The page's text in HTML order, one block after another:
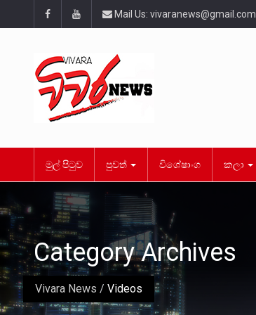
Mail Us: vivaranews@gmail.com
මුල් පිටුව පුවත් විශේෂාංග කලා
Vivara News / Videos
Category Archives